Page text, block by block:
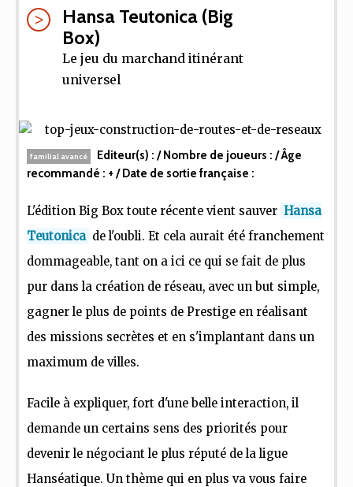
Hansa Teutonica (Big
Box)
Le jeu du marchand itinérant
universel
familial avancé Editeur(s) : / Nombre de joueurs : / Âge
recommandé : + / Date de sortie française :
L'édition Big Box toute récente vient sauver Hansa
Teutonica de l'oubli. Et cela aurait été franchement
dommageable, tant on a ici ce qui se fait de plus
pur dans la création de réseau, avec un but simple,
gagner le plus de points de Prestige en réalisant
des missions secrètes et en s'implantant dans un
maximum de villes.
Facile à expliquer, fort d'une belle interaction, il
demande un certains sens des priorités pour
devenir le négociant le plus réputé de la ligue
Hanséatique. Un thème qui en plus va vous faire